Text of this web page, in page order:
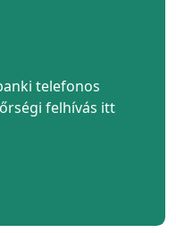
telefonos
felhívás itt